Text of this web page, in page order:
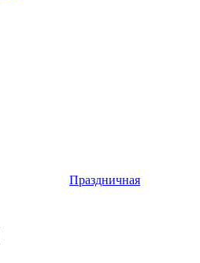
Праздничная